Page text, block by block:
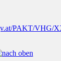
PAKT/VHG/